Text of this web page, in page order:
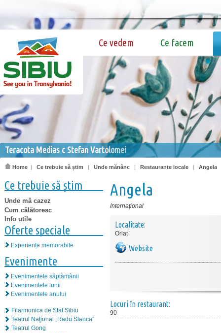
Ce vedem Ce facem
Teracota Medias c Stefan Vartolomei
Home | Ce trebuie să știm | Unde mănânc | Restaurante locale | Angela
Ce trebuie să știm
Unde mă cazez
Cum călătoresc
Info utile
Oferte speciale
Experiențe memorabile
Evenimente
Evenimentele săptămânii
Evenimentele lunii
Evenimentele anului
Filarmonica de Stat Sibiu
Teatrul Naţional „Radu Stanca”
Teatrul Gong
Angela
Internaţional
Localitate:
Orlat
Website
Locuri în restaurant:
90